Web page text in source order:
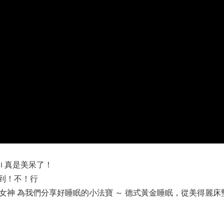
是美呆了！
！不！行
神 為我們分享好睡眠的小法寶 ～ 德式黃金睡眠，從美得麗床